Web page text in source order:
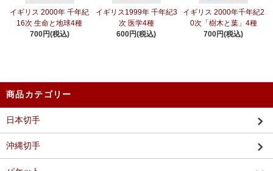
イギリス 2000年 千年紀
16次 生命と地球4種
700円(税込)
イギリス1999年 千年紀3
次 医学4種
600円(税込)
イギリス 2000年千年紀2
0次「樹木と葉」4種
700円(税込)
商品カテゴリー
日本切手
沖縄切手